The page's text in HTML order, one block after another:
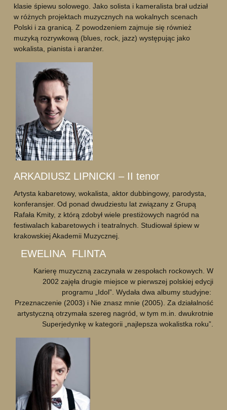
klasie śpiewu solowego. Jako solista i kameralista brał udział
w różnych projektach muzycznych na wokalnych scenach
Polski i za granicą. Z powodzeniem zajmuje się również
muzyką rozrywkową (blues, rock, jazz) występując jako
wokalista, pianista i aranżer.
ARKADIUSZ LIPNICKI – II tenor
Artysta kabaretowy, wokalista, aktor dubbingowy, parodysta,
konferansjer. Od ponad dwudziestu lat związany z Grupą
Rafała Kmity, z którą zdobył wiele prestiżowych nagród na
festiwalach kabaretowych i teatralnych. Studiował śpiew w
krakowskiej Akademii Muzycznej.
EWELINA FLINTA
Karierę muzyczną zaczynała w zespołach rockowych. W
2002 zajęła drugie miejsce w pierwszej polskiej edycji
programu „Idol”. Wydała dwa albumy studyjne:
Przeznaczenie (2003) i Nie znasz mnie (2005). Za działalność
artystyczną otrzymała szereg nagród, w tym m.in. dwukrotnie
Superjedynkę w kategorii „najlepsza wokalistka roku”.